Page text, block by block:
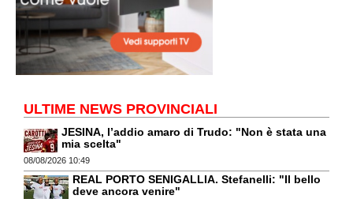
ULTIME NEWS PROVINCIALI
JESINA, l’addio amaro di Trudo: "Non è stata una
mia scelta"
08/08/2026 10:49
REAL PORTO SENIGALLIA. Stefanelli: "Il bello
deve ancora venire"